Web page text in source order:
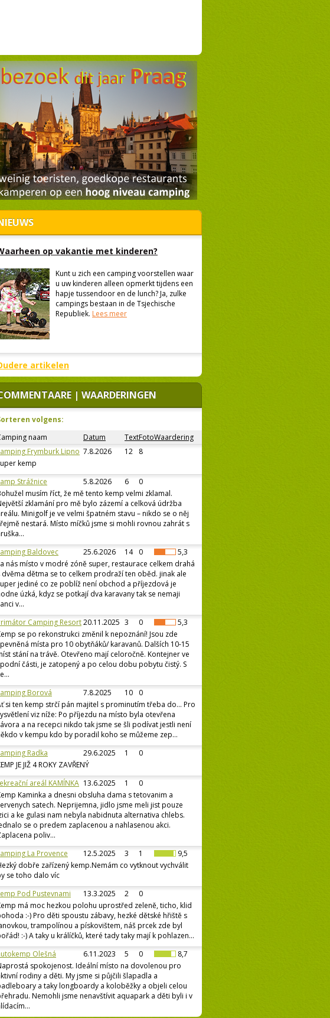
op vakantie met kinderen?
Kunt u zich een camping voorstellen waar
u uw kinderen alleen opmerkt tijdens een
hapje tussendoor en de lunch? Ja, zulke
campings bestaan in de Tsjechische
Republiek. Lees meer
artikelen
| WAARDERINGEN
volgens:
naam
Datum TextFotoWaardering
Frymburk Lipno 7.8.2026 12
8
kemp
Strážnice
5.8.2026 6
0
musím říct, že mě tento kemp velmi zklamal.
zklamání pro mě bylo zázemí a celková údržba
Minigolf je ve velmi špatném stavu – nikdo se o něj
nestará. Místo míčků jsme si mohli rovnou zahrát s
Baldovec
25.6.2026 14 0
5,3
nás místo v modré zóně super, restaurace celkem drahá
dvěma dětma se to celkem prodraží ten oběd. jinak ale
jediné co ze poblíž není obchod a příjezdová je
úzká, kdyz se potkají dva karavany tak se nemaji
v...
Camping Resort20.11.2025 3 0
5,3
se po rekonstrukci změnil k nepoznání! Jsou zde
místa pro 10 obytňáků/ karavanů. Dalších 10-15
stání na trávě. Otevřeno mají celoročně. Kontejner ve
části, je zatopený a po celou dobu pobytu čistý. S
Borová
7.8.2025 10
0
si ten kemp strčí pán majitel s prominutím třeba do... Pro
viz níže: Po příjezdu na místo byla otevřena
a na recepci nikdo tak jsme se šli podívat jestli není
v kempu kdo by poradil koho se můžeme zep...
Radka
29.6.2025 1
0
JE JIŽ 4 ROKY ZAVŘENÝ
areál KAMÍNKA 13.6.2025 1
0
Kaminka a dnesni obsluha dama s tetovanim a
satech. Neprijemna, jidlo jsme meli jist pouze
a ke gulasi nam nebyla nabidnuta alternativa chlebs.
se o predem zaplacenou a nahlasenou akci.
poliv...
La Provence
12.5.2025 3 1
9,5
dobře zařízený kemp.Nemám co vytknout vychválit
se toho dalo víc
Pod Pustevnami
13.3.2025 2
0
má moc hezkou polohu uprostřed zeleně, ticho, klid
:-) Pro děti spoustu zábavy, hezké dětské hřiště s
trampolínou a pískovištem, náš prcek zde byl
:-) A taky u králíčků, které tady taky mají k pohlazen...
Olešná
6.11.2023 5 0
8,7
spokojenost. Ideální místo na dovolenou pro
rodiny a děti. My jsme si půjčili šlapadla a
a taky longboardy a koloběžky a objeli celou
Nemohli jsme nenavštívit aquapark a děti byli i v